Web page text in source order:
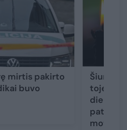
mirtis pakirto
buvo
Šiurpūs
toje
dieną
paties
moterys